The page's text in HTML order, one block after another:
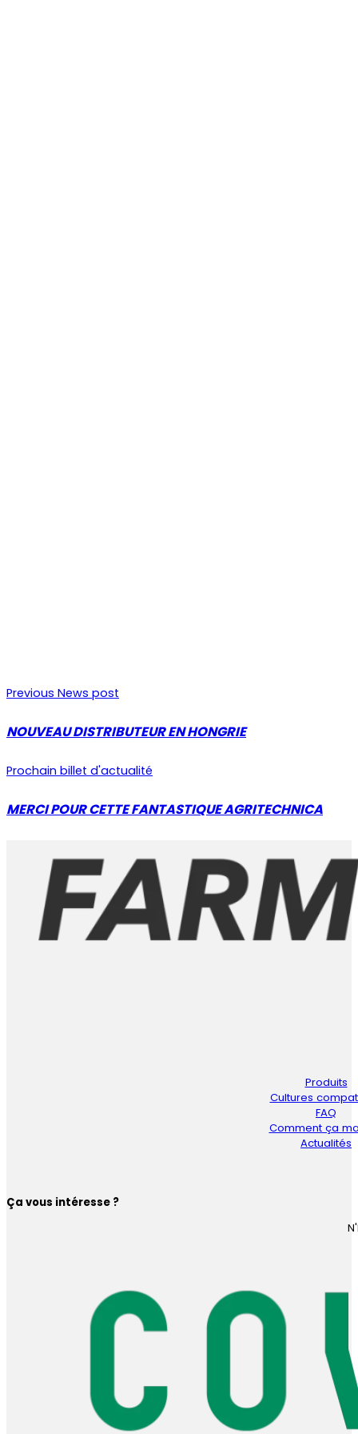
Previous News post
NOUVEAU DISTRIBUTEUR EN HONGRIE
Prochain billet d'actualité
MERCI POUR CETTE FANTASTIQUE AGRITECHNICA
Produits
Cultures
FAQ
Comment ça
Actualités
Ça vous intéresse ?